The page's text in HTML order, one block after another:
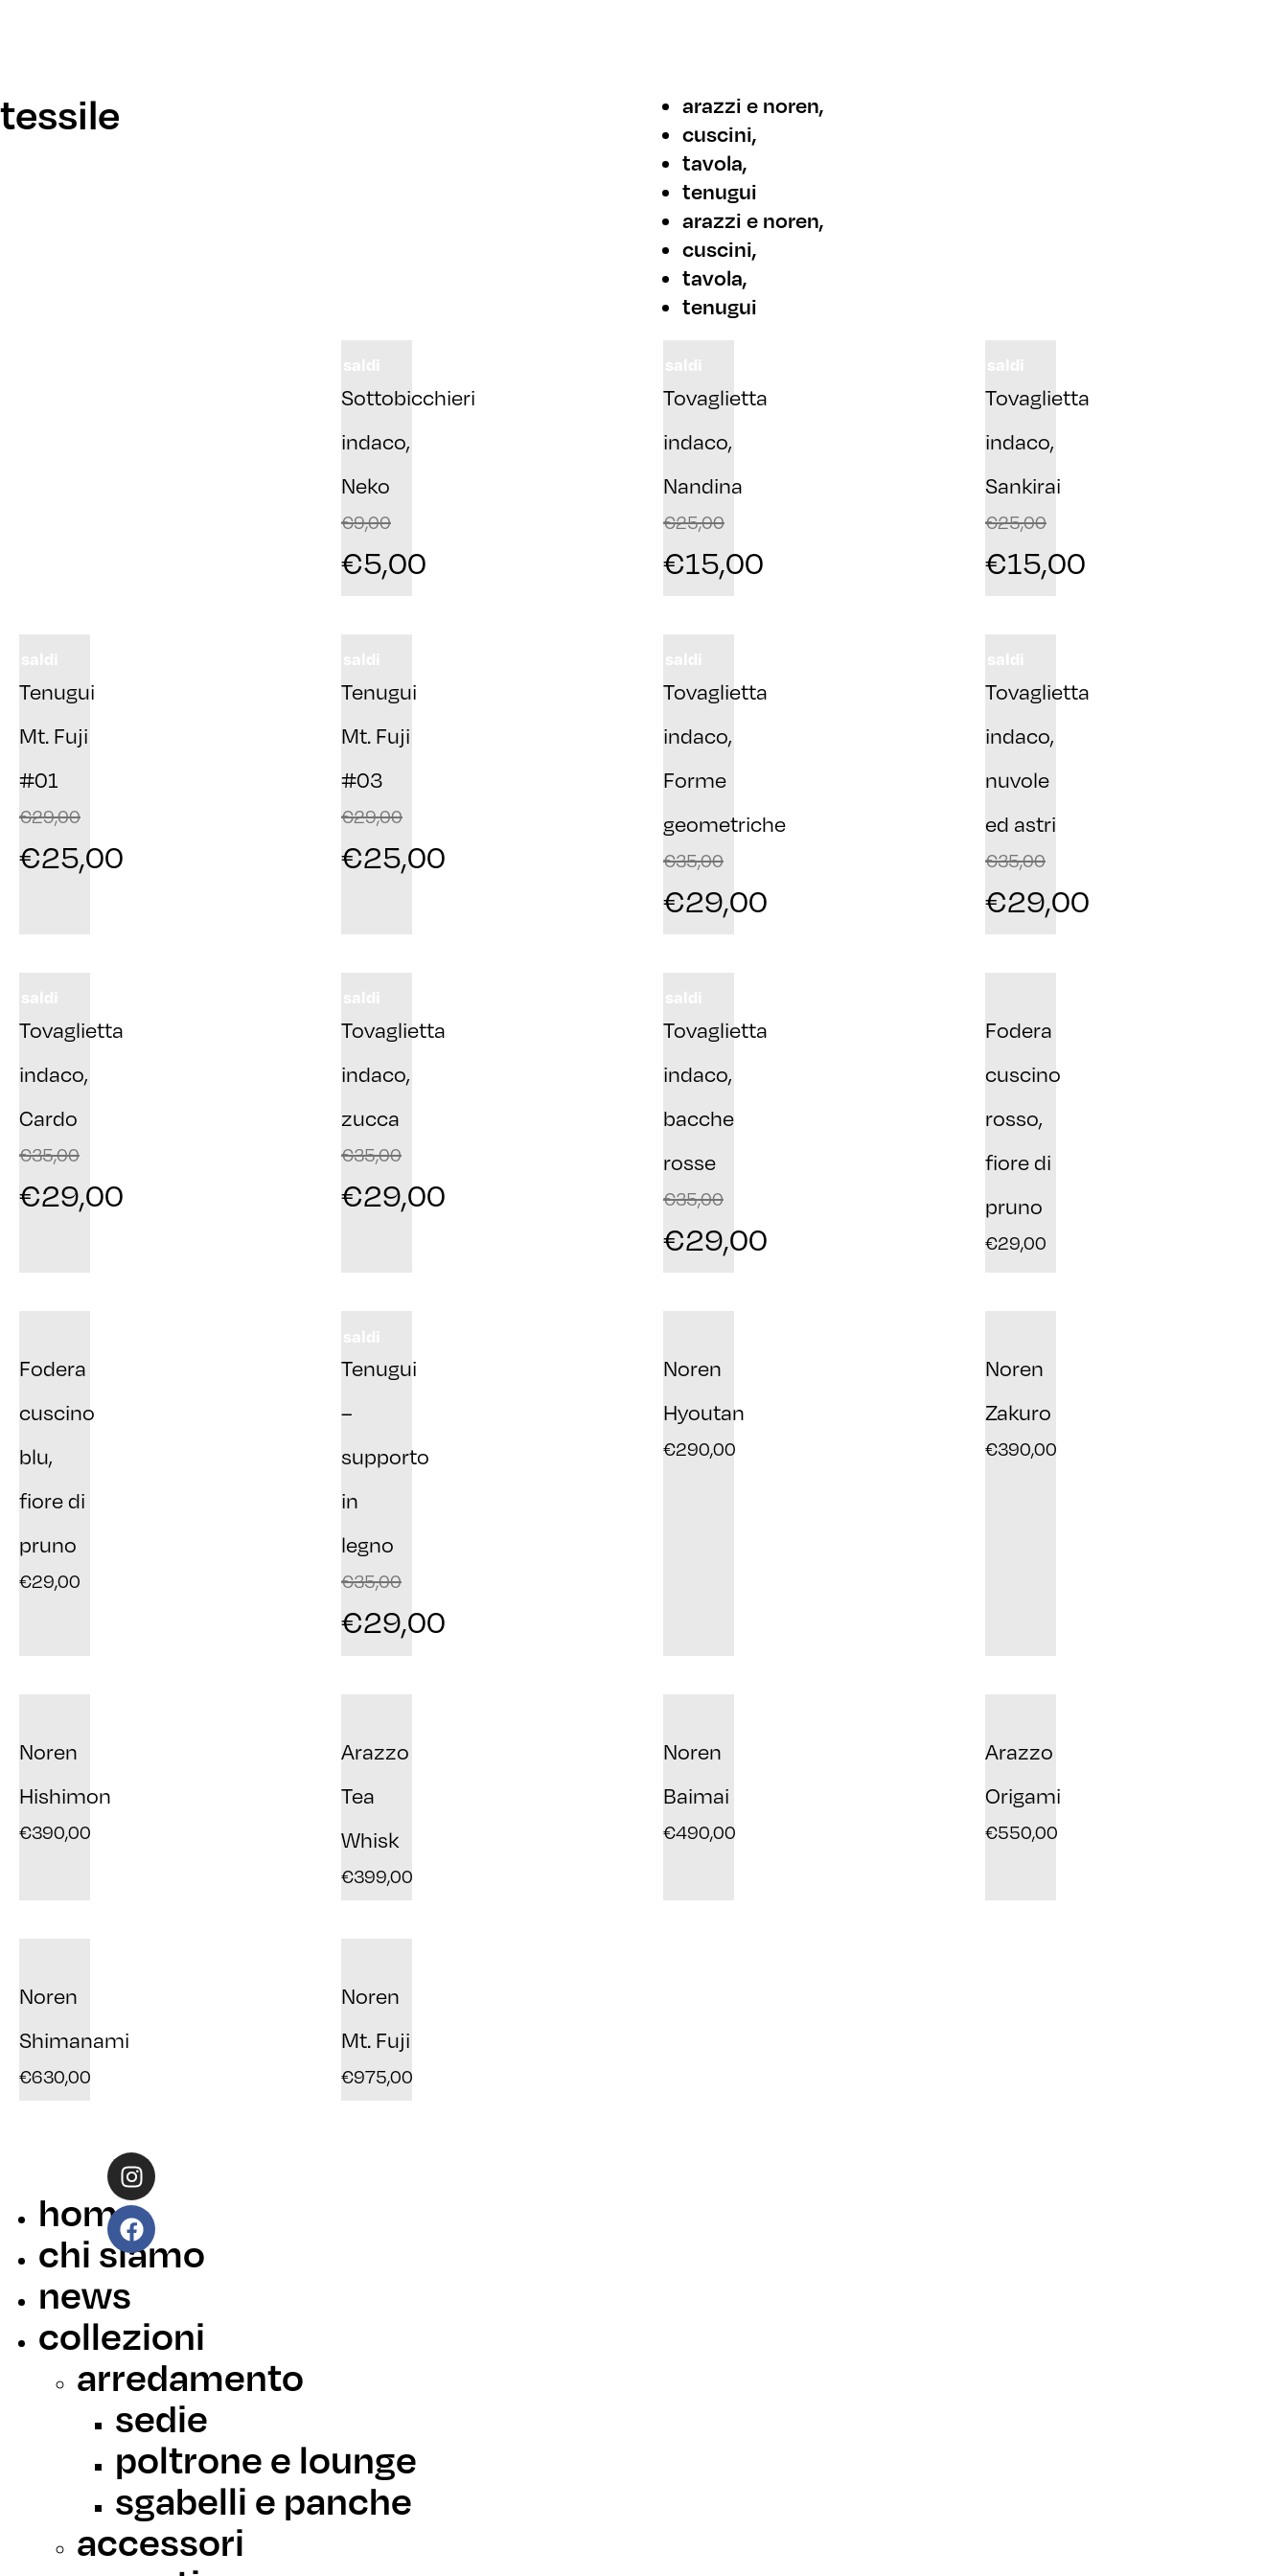
tessile arazzi e noren,
cuscini,
tavola,
tenugui
arazzi e noren,
cuscini,
tavola,
tenugui
Sottobicchieri
indaco,
Neko
€9,00
€5,00
Tovaglietta
indaco,
Nandina
€25,00
€15,00
Tovaglietta
indaco,
Sankirai
€25,00
€15,00
Tenugui
Mt. Fuji
#01
€29,00
€25,00
Tenugui
Mt. Fuji
#03
€29,00
€25,00
Tovaglietta
indaco,
Forme
geometriche
€35,00
€29,00
Tovaglietta
indaco,
nuvole
ed astri
€35,00
€29,00
Tovaglietta
indaco,
Cardo
€35,00
€29,00
Tovaglietta
indaco,
zucca
€35,00
€29,00
Tovaglietta
indaco,
bacche
rosse
€35,00
€29,00
Fodera
cuscino
rosso,
fiore di
pruno
€29,00
Fodera
cuscino
blu,
fiore di
pruno
€29,00
Tenugui
–
supporto
in
legno
€35,00
€29,00
Noren
Hyoutan
€290,00
Noren
Zakuro
€390,00
Noren
Hishimon
€390,00
Arazzo
Tea
Whisk
€399,00
Noren
Baimai
€490,00
Arazzo
Origami
€550,00
Noren
Shimanami
€630,00
Noren
Mt. Fuji
€975,00
home
chi siamo
news
collezioni
arredamento
sedie
poltrone e lounge
sgabelli e panche
accessori